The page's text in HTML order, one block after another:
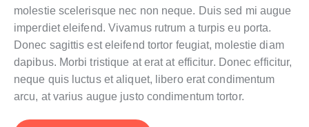
molestie scelerisque nec non neque. Duis sed mi augue
imperdiet eleifend. Vivamus rutrum a turpis eu porta.
Donec sagittis est eleifend tortor feugiat, molestie diam
dapibus. Morbi tristique at erat at efficitur. Donec efficitur,
neque quis luctus et aliquet, libero erat condimentum
arcu, at varius augue justo condimentum tortor.